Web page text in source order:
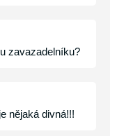
zavazadelníku?
nějaká divná!!!